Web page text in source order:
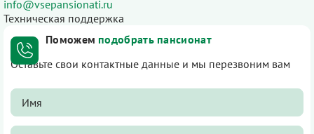
info@vsepansionati.ru
Техническая поддержка
Поможем подобрать пансионат
Оставьте свои контактные данные и мы перезвоним вам